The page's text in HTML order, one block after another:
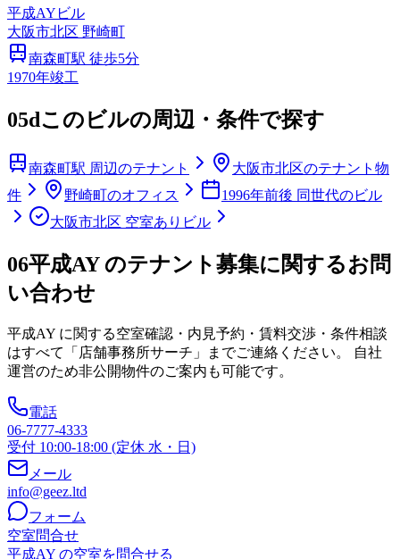
平成AYビル
大阪市北区 野崎町
南森町駅 徒歩5分
1970年竣工
05dこのビルの周辺・条件で探す
南森町駅 周辺のテナント
大阪市北区のテナント物
件
野崎町のオフィス
1996年前後 同世代のビル
大阪市北区 空室ありビル
06平成AY のテナント募集に関するお問
い合わせ
平成AY に関する空室確認・内見予約・賃料交渉・条件相談
はすべて「店舗事務所サーチ」までご連絡ください。 自社
運営のため非公開物件のご案内も可能です。
電話
06-7777-4333
受付 10:00-18:00 (定休 水・日)
メール
info@geez.ltd
フォーム
空室問合せ
平成AY の空室を問合せる